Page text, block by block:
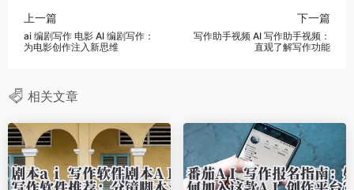
上一篇
ai 编剧写作 电影 AI 编剧写作：
为电影创作注入新思维
下一篇
写作助手视频 AI 写作助手视频：
直观了解写作功能
相关文章